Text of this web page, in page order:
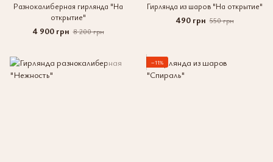
Разнокалиберная гирлянда "На
открытие"
4 900 грн 8 200 грн
Гирлянда из шаров "На открытие"
490 грн 550 грн
−11%